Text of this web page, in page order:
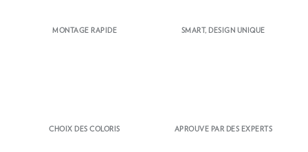
MONTAGE RAPIDE SMART, DESIGN UNIQUE
CHOIX DES COLORIS APROUVE PAR DES EXPERTS